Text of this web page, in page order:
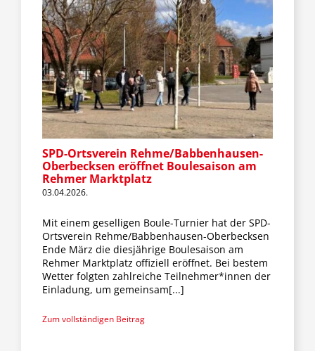
SPD-Ortsverein Rehme/Babbenhausen-
Oberbecksen eröffnet Boulesaison am
Rehmer Marktplatz
03.04.2026.
Mit einem geselligen Boule-Turnier hat der SPD-
Ortsverein Rehme/Babbenhausen-Oberbecksen
Ende März die diesjährige Boulesaison am
Rehmer Marktplatz offiziell eröffnet. Bei bestem
Wetter folgten zahlreiche Teilnehmer*innen der
Einladung, um gemeinsam[...]
Zum vollständigen Beitrag